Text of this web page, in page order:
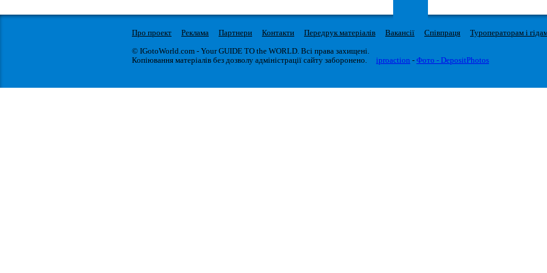
Про проект Реклама Партнери Контакти Передрук матеріалів Вакансії Співпраця Туроператорам і
© IGotoWorld.com - Your GUIDE TO the WORLD. Всі права захищені.
Копіювання матеріалів без дозволу адміністрації сайту заборонено.
iproaction - Фото - DepositPhotos